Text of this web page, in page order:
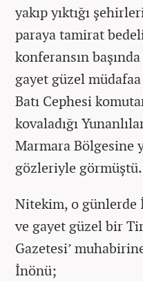
yakıp yıktığı
paraya tamirat
konferansın
gayet güzel
Batı Cephesi
kovaladığı
Marmara Bölgesine
gözleriyle görmüştü.
Nitekim, o günlerde
ve gayet güzel bir
Gazetesi’
İnönü;